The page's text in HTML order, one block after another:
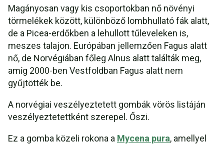
Magányosan vagy kis csoportokban nő növényi
törmelékek között, különböző lombhullató fák alatt,
de a Picea-erdőkben a lehullott tűleveleken is,
meszes talajon. Európában jellemzően Fagus alatt
nő, de Norvégiában főleg Alnus alatt találták meg,
amíg 2000-ben Vestfoldban Fagus alatt nem
gyűjtötték be.
A norvégiai veszélyeztetett gombák vörös listáján
veszélyeztetettként szerepel. Őszi.
Ez a gomba közeli rokona a Mycena pura, amellyel